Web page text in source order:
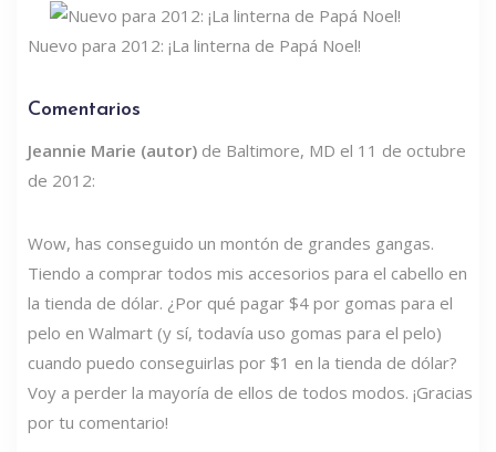
Nuevo para 2012: ¡La linterna de Papá Noel!
Comentarios
Jeannie Marie (autor) de Baltimore, MD el 11 de octubre
de 2012:
Wow, has conseguido un montón de grandes gangas.
Tiendo a comprar todos mis accesorios para el cabello en
la tienda de dólar. ¿Por qué pagar $4 por gomas para el
pelo en Walmart (y sí, todavía uso gomas para el pelo)
cuando puedo conseguirlas por $1 en la tienda de dólar?
Voy a perder la mayoría de ellos de todos modos. ¡Gracias
por tu comentario!